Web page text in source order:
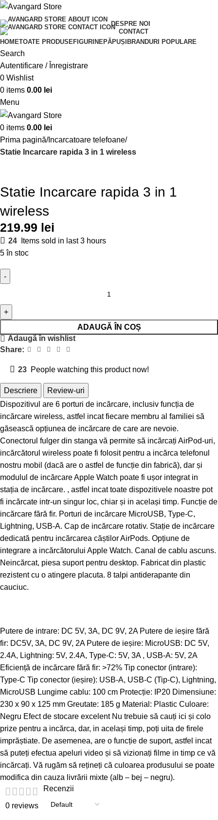
DESPRE NOI
CONTACT
HOMETOATE PRODUSEFIGURINEPĂPUȘI BRANDURI POPULARE
Search
Autentificare / Înregistrare
0 Wishlist
0 items 0.00 lei
Menu
0 items 0.00 lei
Prima pagină Incarcatoare telefoane
Statie Incarcare rapida 3 in 1 wireless
Statie Incarcare rapida 3 in 1
wireless
219.99 lei
24
Items sold in last 3 hours
5 în stoc
ADAUGĂ ÎN COȘ
Adaugă în wishlist
Share:
23 People watching this product now!
Descriere
Review-uri
Dispozitivul are 6 porturi de incărcare, inclusiv funcția de
incărcare wireless, astfel incat fiecare membru al familiei să
găsească opțiunea de incărcare de care are nevoie.
Conectorul fulger din stanga vă permite să incărcați AirPod-uri,
incărcătorul wireless poate fi folosit pentru a incărca telefonul
nostru mobil (dacă are o astfel de funcție din fabrică), dar și
modulul de incărcare Apple Watch poate fi ușor integrat in
stația de incărcare. , astfel incat toate dispozitivele noastre pot
fi incărcate intr-un singur loc, chiar și in același timp. Funcție de
incărcare fără fir. Porturi de incărcare MicroUSB, Type-C,
Lightning, USB-A. Cap de incărcare rotativ. Stație de incărcare
dedicată pentru incărcarea căștilor AirPods. Opțiune de
integrare a incărcătorului Apple Watch. Canal de cablu ascuns.
Neincărcat, piesa suport pentru desktop. Fabricat din plastic
rezistent cu o atingere placuta. 8 talpi antiderapante din
cauciuc.
Putere de intrare: DC 5V, 3A, DC 9V, 2A Putere de ieșire fără
fir: DC5V, 3A, DC 9V, 2A Putere de ieșire: MicroUSB: DC 5V,
2.4A, Lightning: 5V, 2.4A, Type-C: 5V, 3A , USB-A: 5V, 2A
Eficiență de incărcare fără fir: >72% Tip conector (intrare):
Type-C Tip conector (ieșire): USB-A, USB-C (Tip-C), Lightning,
MicroUSB Lungime cablu: 100 cm Protecție: IP20 Dimensiune:
230 x 90 x 125 mm Greutate: 185 g Material: Plastic Culoare:
Negru Efect de stocare excelent Nu trebuie să cauți ici și colo
prize pentru a incărca, dar, in același timp, poți uita de firele
imprăștiate. De asemenea, are o funcție de suport, astfel incat
să puteți efectua apeluri video și să vizionați filme in timp ce vă
incărcați. Vă rugăm să rețineți că culoarea produsului se poate
modifica din cauza livrării mixte (alb – bej – negru).
0 reviews
Recenzii
Transport GRATUIT peste 250 lei!